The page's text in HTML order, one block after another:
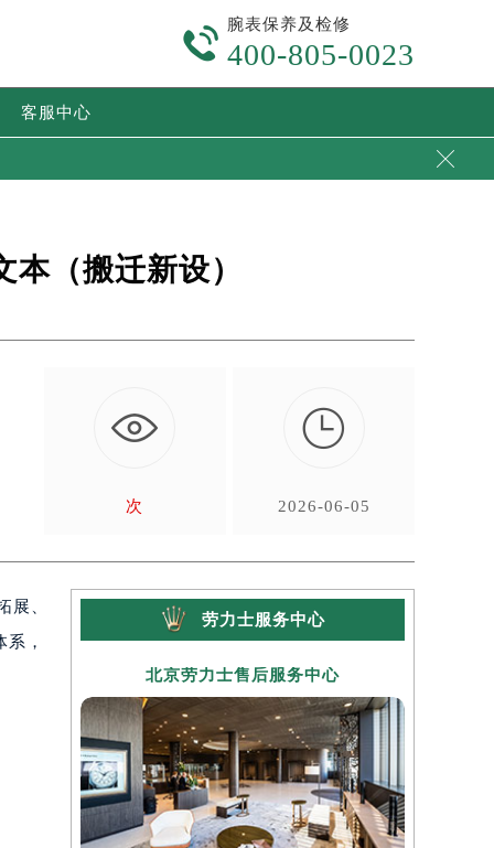

腕表保养及检修
400-805-0023
客服中心

（搬迁新设）
次

2026-06-05
展、
，
劳力士服务中心
北京劳力士售后服务中心